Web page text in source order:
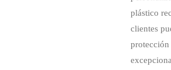
plástico
clientes